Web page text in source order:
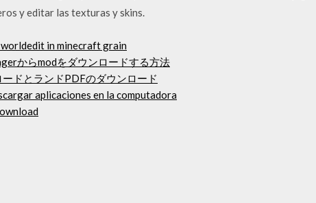
y editar las texturas y skins.
in minecraft grain
からmodをダウンロードする方法
ドとランドPDFのダウンロード
aplicaciones en la computadora